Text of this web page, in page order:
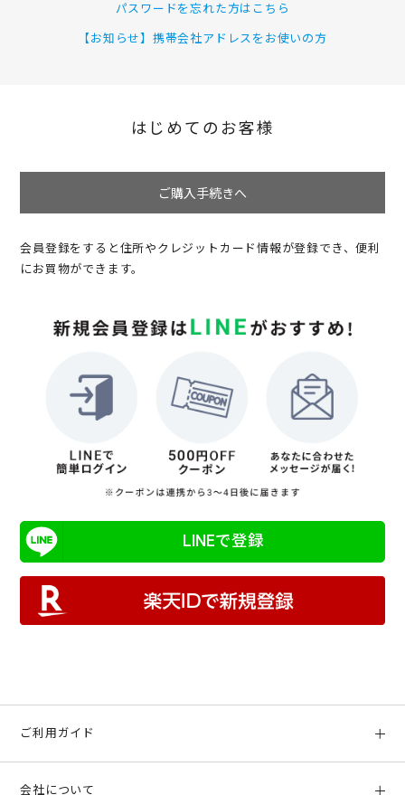
パスワードを忘れた方はこちら
【お知らせ】携帯会社アドレスをお使いの方
はじめてのお客様
ご購入手続きへ
会員登録をすると住所やクレジットカード情報が登録でき、便利
にお買物ができます。
LINEで登録
ご利用ガイド
会社について